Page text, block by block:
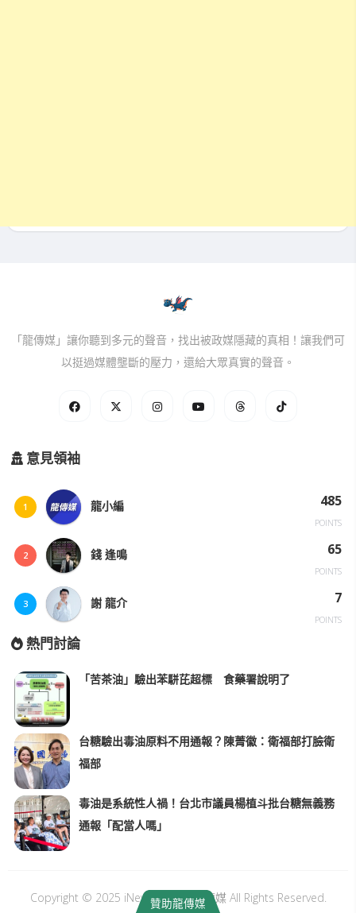
「龍傳媒」讓你聽到多元的聲音，找出被政媒隱藏的真相！讓我們可
以挺過媒體壟斷的壓力，還給大眾真實的聲音。
意見領袖
1 龍小編 485
POINTS
2 錢 逢鳴 65
POINTS
3 謝 龍介 7
POINTS
熱門討論
「苦茶油」驗出苯駢芘超標 食藥署說明了
台糖驗出毒油原料不用通報？陳菁徽：衛福部打臉衛
福部
毒油是系統性人禍！台北市議員楊植斗批台糖無義務
通報「配當人嗎」
Copyright © 2025 iNews Long｜龍傳媒 All Rights Reserved.
贊助龍傳媒